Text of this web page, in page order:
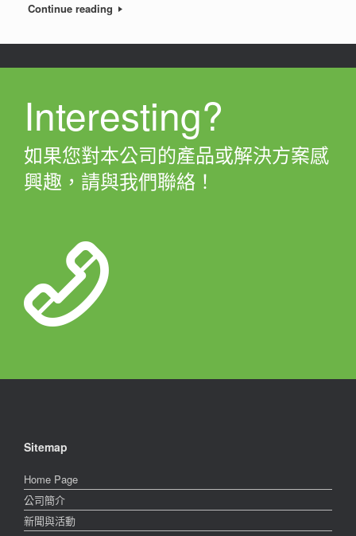
Continue reading
Interesting?
如果您對本公司的產品或解決方案感
興趣，請與我們聯絡！
Sitemap
Home Page
公司簡介
新聞與活動